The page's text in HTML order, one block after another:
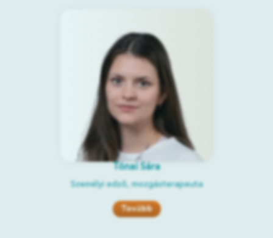
Tónai Sára
Személyi edző, mozgásterapeuta
Tovább